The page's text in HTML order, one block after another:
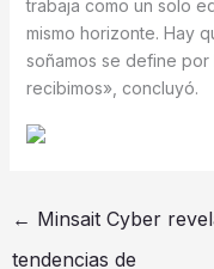
trabaja como un solo
mismo horizonte. Hay
soñamos se define
recibimos», concluyó.
← Minsait Cyber
tendencias de